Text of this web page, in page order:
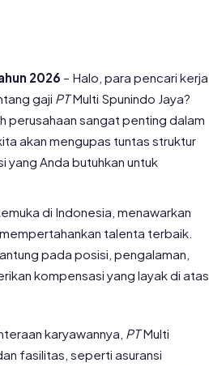
2026 – Halo, para pencari kerja
gaji PTMulti Spunindo Jaya?
perusahaan sangat penting dalam
akan mengupas tuntas struktur
yang Anda butuhkan untuk
di Indonesia, menawarkan
talenta terbaik.
pada posisi, pengalaman,
kompensasi yang layak di atas
karyawannya, PTMulti
fasilitas, seperti asuransi